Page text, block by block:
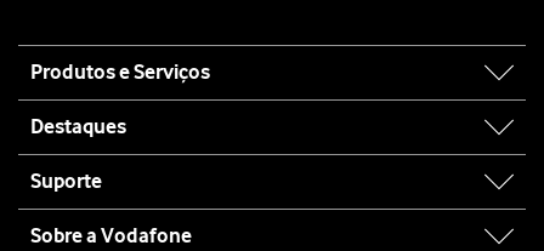
map
Produtos e Serviços
Destaques
Suporte
Sobre a Vodafone